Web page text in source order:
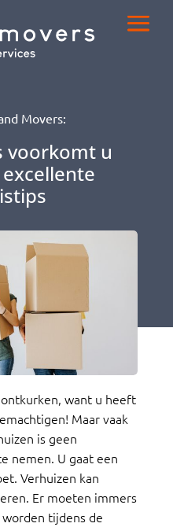
Movers:
voorkomt u
want u heeft
Maar vaak
is geen
nemen. U gaat een
Verhuizen kan
Er moeten immers
tijdens de